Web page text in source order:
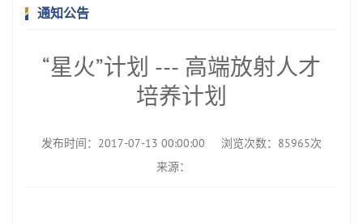
通知公告
“星火”计划 --- 高端放射人才
培养计划
发布时间：2017-07-13 00:00:00
浏览次数：85965次
来源：